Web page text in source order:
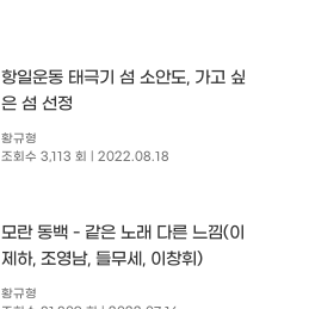
항일운동 태극기 섬 소안도, 가고 싶
은 섬 선정
황규형
조회수 3,113 회
| 2022.08.18
모란 동백 - 같은 노래 다른 느낌(이
제하, 조영남, 들무세, 이창휘)
황규형